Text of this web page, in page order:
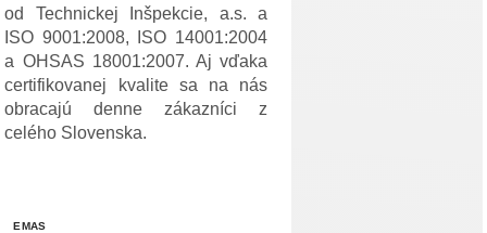
od Technickej Inšpekcie, a.s. a
ISO 9001:2008, ISO 14001:2004
a OHSAS 18001:2007. Aj vďaka
certifikovanej kvalite sa na nás
obracajú denne zákazníci z
celého Slovenska.
EMAS